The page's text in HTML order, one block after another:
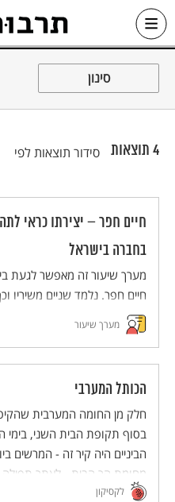
Skip
כל האתר
סינון
4 תוצאות סידור תוצאות לפי
חיים חפר – יצירתו כראי
בחברה בישראל
מערך שיעור זה מאפשר לגעת
חיים חפר. נלמד שניים משיריו
השינוי שחל ביצירתו ובחברה
המעבר מאתוס של מלחמות
מערך שיעור
הכותל המערבי
חלק מן החומה המערבית
בסוף תקופת הבית השני, בימי
הביניים היה קיר זה - המרשים
מחומת הר הבית - לאתר
נקרא גם "כותל הדמעות".
לקסיקון